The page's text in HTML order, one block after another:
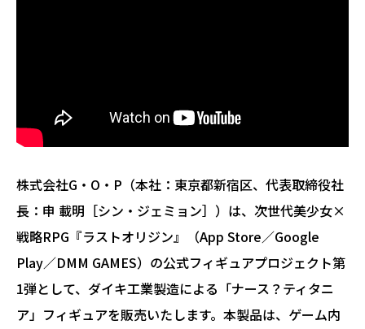
株式会社G・O・P（本社：東京都新宿区、代表取締役社
長：申 載明［シン・ジェミョン］）は、次世代美少女×
戦略RPG『ラストオリジン』（App Store／Google
Play／DMM GAMES）の公式フィギュアプロジェクト第
1弾として、ダイキ工業製造による「ナース？ティタニ
ア」フィギュアを販売いたします。本製品は、ゲーム内